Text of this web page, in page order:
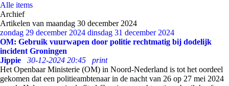
Alle items
Archief
Artikelen van maandag 30 december 2024
zondag 29 december 2024 dinsdag 31 december 2024
OM: Gebruik vuurwapen door politie rechtmatig bij dodelijk
incident Groningen
Jippie
30-12-2024 20:45
print
Het Openbaar Ministerie (OM) in Noord-Nederland is tot het oordeel
gekomen dat een politieambtenaar in de nacht van 26 op 27 mei 2024